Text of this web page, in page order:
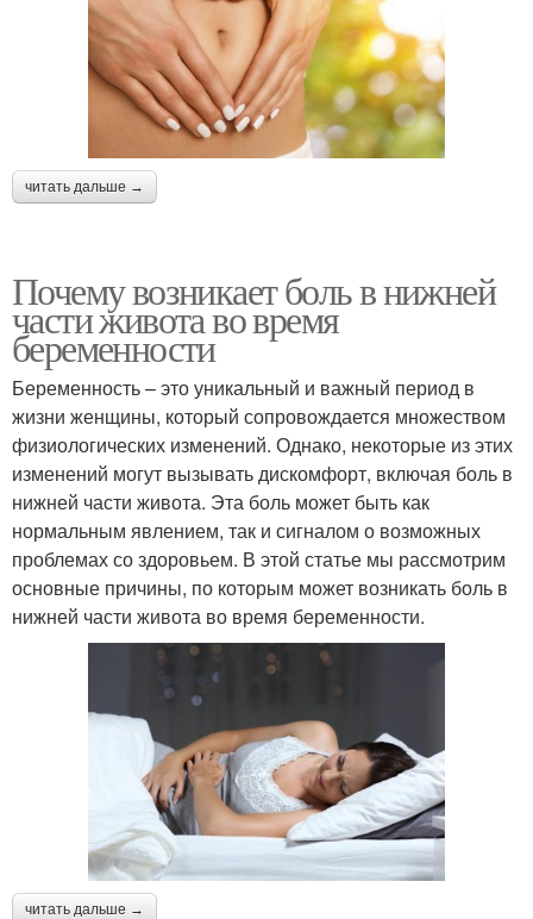
читать дальше →
Почему возникает боль в нижней
части живота во время
беременности
Беременность – это уникальный и важный период в
жизни женщины, который сопровождается множеством
физиологических изменений. Однако, некоторые из этих
изменений могут вызывать дискомфорт, включая боль в
нижней части живота. Эта боль может быть как
нормальным явлением, так и сигналом о возможных
проблемах со здоровьем. В этой статье мы рассмотрим
основные причины, по которым может возникать боль в
нижней части живота во время беременности.
читать дальше →